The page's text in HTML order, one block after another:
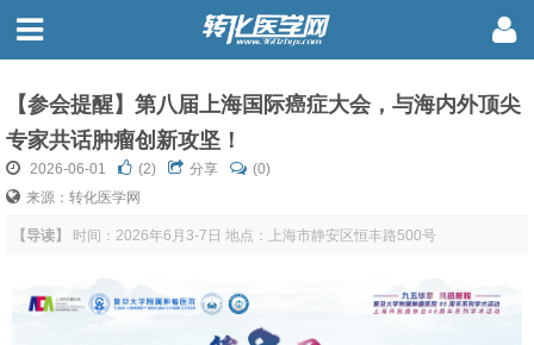
【参会提醒】第八届上海国际癌症大会，与海内外顶尖
专家共话肿瘤创新攻坚！
2026-06-01 (2) 分享
(0)
来源：转化医学网
【导读】 时间：2026年6月3-7日 地点：上海市静安区恒丰路500号